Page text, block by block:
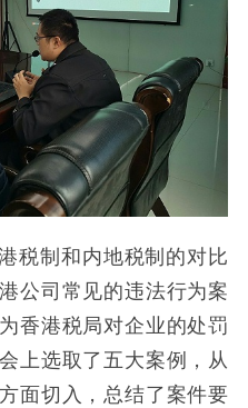
税制和内地税制的对比
公司常见的违法行为案
香港税局对企业的处罚
会上选取了五大案例，从
面切入，总结了案件要